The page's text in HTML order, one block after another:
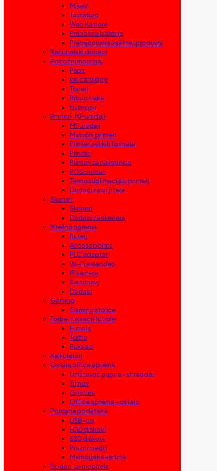
Miševi
Tastature
Web Kamere
Prenosne baterije
Prenaponska zaštita i produžni
Računarski dodaci
Potrošni materijal
Papir
Ink cartridge
Toneri
Ribon trake
Bubnjevi
Printeri i MF uređaji
MF uređaji
Matrični printeri
Printeri velikih formata
Printeri
Printeri za naljepnice
POS printeri
Termosublimacijski printeri
Dodaci za printere
Skeneri
Skeneri
Dodaci za skenere
Mrežna oprema
Ruteri
Access points
PLC adapteri
Wi-Fi extenderi
IP kamere
Switchevi
Dodaci
Gaming
Gaming stolice
Torbe, ruksaci i futrole
Futrole
Torbe
Ruksaci
Kalkulatori
Ostala office oprema
Uništavač papira – shredderi
Trimeri
Giljotine
Office oprema – ostalo
Pohrana podataka
USB-ovi
HDD diskovi
SSD diskovi
Prazni mediji
Memorijske kartice
Dodaci za mobitele